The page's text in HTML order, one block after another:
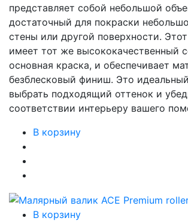
представляет собой небольшой
достаточный для покраски
стены или другой поверхности.
имеет тот же высококачественный
основная краска, и обеспечивает
безблесковый финиш. Это
выбрать подходящий оттенок и
соответствии интерьеру вашего
В корзину
В корзину